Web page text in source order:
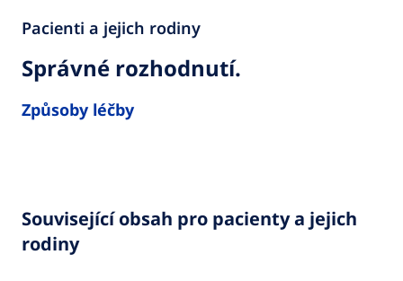
Pacienti a jejich rodiny
Správné rozhodnutí.
Způsoby léčby
Související obsah pro pacienty a jejich
rodiny